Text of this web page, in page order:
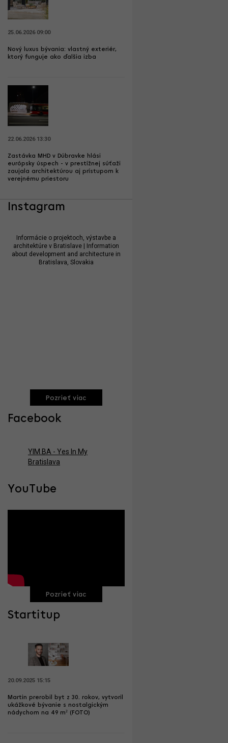
25.06.2026 09:00
Nový luxus bývania: vlastný exteriér,
ktorý funguje ako ďalšia izba
22.06.2026 13:30
Zastávka MHD v Dúbravke hlási
európsky úspech - v prestížnej súťaži
zaujala architektúrou aj prístupom k
verejnému priestoru
Instagram
Informácie o projektoch, výstavbe a
architektúre v Bratislave | Information
about development and architecture in
Bratislava, Slovakia
Pozrieť viac
Facebook
YIM.BA - Yes In My
Bratislava
YouTube
Pozrieť viac
Startitup
20.09.2025 15:15
Martin prerobil byt z 30. rokov, vytvoril
ukážkové bývanie s nostalgickým
nádychom na 49 m² (FOTO)